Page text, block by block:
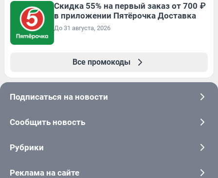
Скидка 55% на первый заказ от 700 ₽
в приложении Пятёрочка Доставка
До 31 августа, 2026
Все промокоды
Подписаться на новости
Сообщить новость
Рубрики
Реклама на сайте